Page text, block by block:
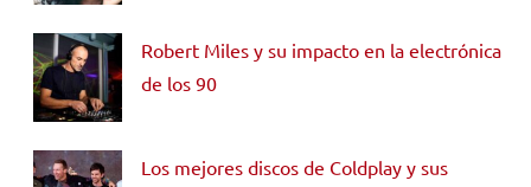
Robert Miles y su impacto en la electrónica
de los 90
Los mejores discos de Coldplay y sus